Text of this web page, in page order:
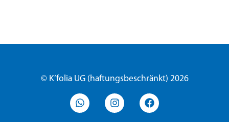
© K’folia UG (haftungsbeschränkt) 2026